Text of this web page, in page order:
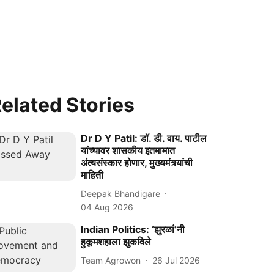
Stories
Dr D Y Patil: डॉ. डी. वाय. पाटील
यांच्यावर शासकीय इतमामात
अंत्यसंस्कार होणार, मुख्यमंत्र्यांची
माहिती
Deepak Bhandigare
04 Aug 2026
Indian Politics: ‘झुरळां’नी
हुकूमशहाला झुकविले
Team Agrowon 26 Jul 2026